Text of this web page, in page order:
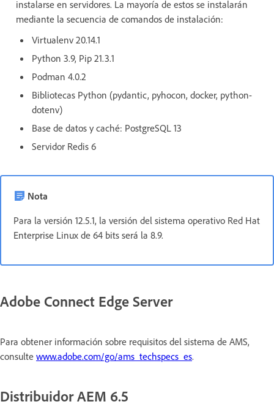
instalarse en servidores. La mayoría de estos se instalarán
mediante la secuencia de comandos de instalación:
Virtualenv 20.14.1
Python 3.9, Pip 21.3.1
Podman 4.0.2
Bibliotecas Python (pydantic, pyhocon, docker, python-
dotenv)
Base de datos y caché: PostgreSQL 13
Servidor Redis 6
Nota
Para la versión 12.5.1, la versión del sistema operativo Red Hat
Enterprise Linux de 64 bits será la 8.9.
Adobe Connect Edge Server
Para obtener información sobre requisitos del sistema de AMS,
consulte www.adobe.com/go/ams_techspecs_es.
Distribuidor AEM 6.5